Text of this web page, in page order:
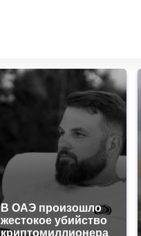
В ОАЭ произошло
жестокое убийство
криптомиллионера